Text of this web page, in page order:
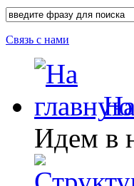
Связь с нами
Идем в